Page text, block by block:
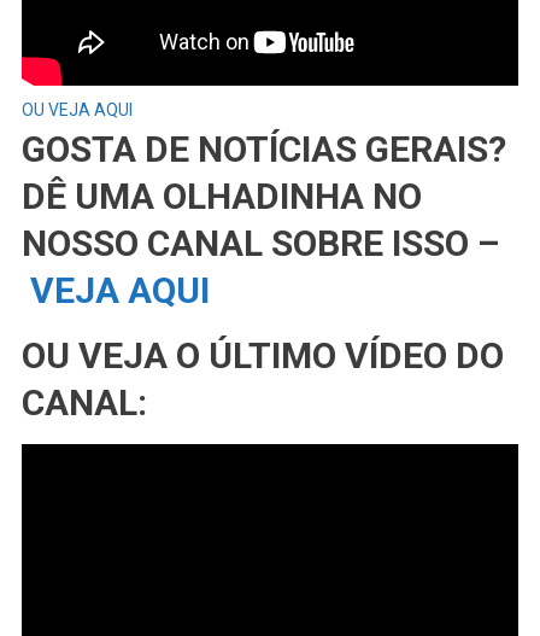
OU VEJA AQUI
GOSTA DE NOTÍCIAS GERAIS?
DÊ UMA OLHADINHA NO
NOSSO CANAL SOBRE ISSO –
VEJA AQUI
OU VEJA O ÚLTIMO VÍDEO DO
CANAL: